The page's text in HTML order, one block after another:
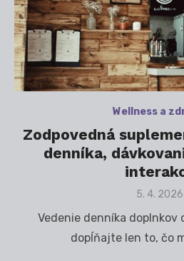
Wellness a
Zodpovedná
denníka,
Posted
5. 4. 2026
Vedenie denníka
dopĺňajte len to, čo